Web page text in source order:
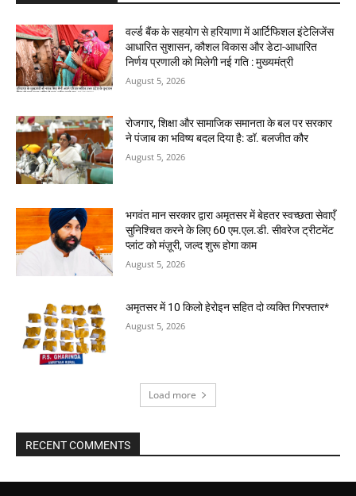
वर्ल्ड बैंक के सहयोग से हरियाणा में आर्टिफिशल इंटेलिजेंस
आधारित सुशासन, कौशल विकास और डेटा-आधारित
निर्णय प्रणाली को मिलेगी नई गति : मुख्यमंत्री
August 5, 2026
रोजगार, शिक्षा और सामाजिक समानता के बल पर सरकार
ने पंजाब का भविष्य बदल दिया है: डॉ. बलजीत कौर
August 5, 2026
भगवंत मान सरकार द्वारा अमृतसर में बेहतर स्वच्छता सेवाएँ
सुनिश्चित करने के लिए 60 एम.एल.डी. सीवरेज ट्रीटमेंट
प्लांट को मंज़ूरी, जल्द शुरू होगा काम
August 5, 2026
अमृतसर में 10 किलो हेरोइन सहित दो व्यक्ति गिरफ्तार*
August 5, 2026
Load more
RECENT COMMENTS